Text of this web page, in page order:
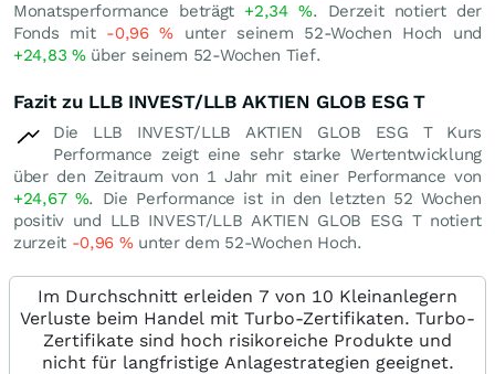
Monatsperformance beträgt +2,34 %. Derzeit notiert der
Fonds mit -0,96% unter seinem 52-Wochen Hoch und
+24,83 %über seinem 52-Wochen Tief.
Fazit zu LLB INVEST/LLB AKTIEN GLOB ESG T
Die LLB INVEST/LLB AKTIEN GLOB ESG T Kurs
Performance zeigt eine sehr starke Wertentwicklung
über den Zeitraum von 1 Jahr mit einer Performance von
+24,67 %. Die Performance ist in den letzten 52 Wochen
positiv und LLB INVEST/LLB AKTIEN GLOB ESG T notiert
zurzeit -0,96 %unter dem 52-Wochen Hoch.
Im Durchschnitt erleiden 7 von 10 Kleinanlegern
Verluste beim Handel mit Turbo-Zertifikaten. Turbo-
Zertifikate sind hoch risikoreiche Produkte und
nicht für langfristige Anlagestrategien geeignet.